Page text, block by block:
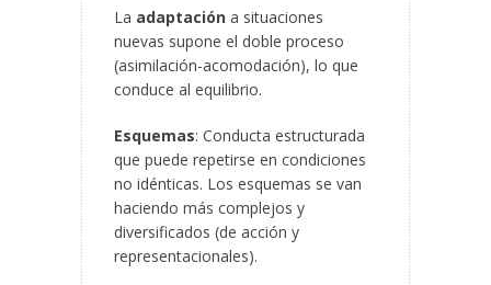
La adaptación a situaciones
nuevas supone el doble proceso
(asimilación-acomodación), lo que
conduce al equilibrio.
Esquemas: Conducta estructurada
que puede repetirse en condiciones
no idénticas. Los esquemas se van
haciendo más complejos y
diversificados (de acción y
representacionales).